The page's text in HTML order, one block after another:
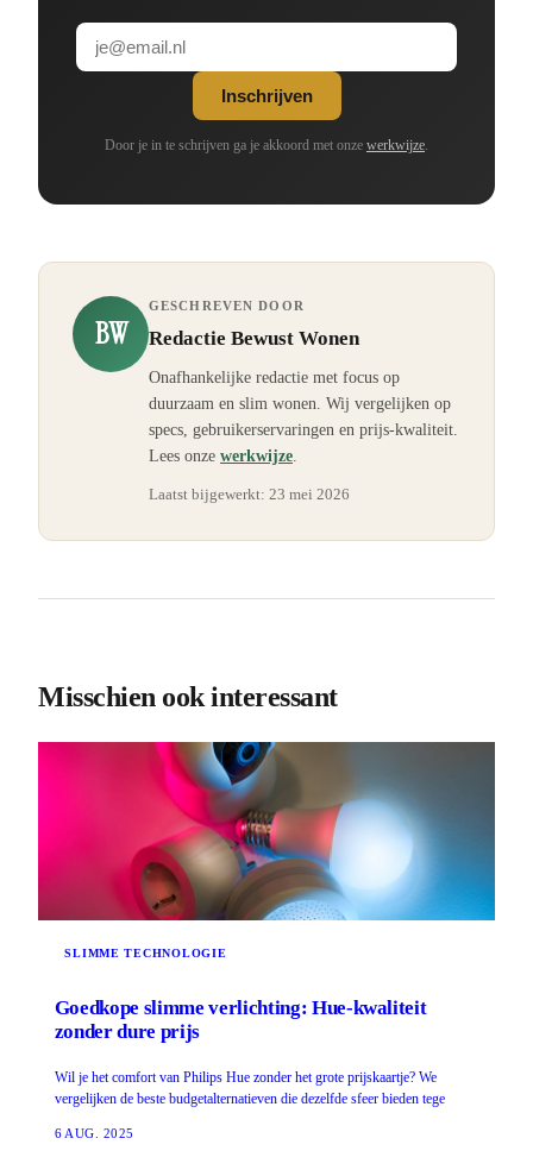
Inschrijven
Door je in te schrijven ga je akkoord met onze werkwijze
BW
GESCHREVEN DOOR
Redactie Bewust Wonen
Onafhankelijke redactie met focus op
duurzaam en slim wonen. Wij vergelijken op
specs, gebruikerservaringen en prijs-kwaliteit.
Lees onze werkwijze
Laatst bijgewerkt: 23 mei 2026
Misschien ook interessant
SLIMME TECHNOLOGIE
Goedkope slimme verlichting: Hue-kwaliteit
zonder dure prijs
Wil je het comfort van Philips Hue zonder het grote prijskaartje? We
vergelijken de beste budgetalternatieven die dezelfde sfeer bieden tege
6 AUG. 2025